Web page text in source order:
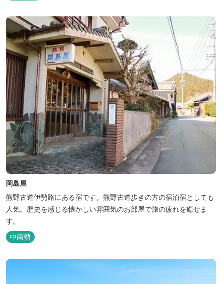
岡島屋
熊野古道伊勢路にある宿です。熊野古道歩きの方の宿泊宿としても
人気。歴史を感じる懐かしい雰囲気のお部屋で旅の疲れを癒せま
す。
中南勢